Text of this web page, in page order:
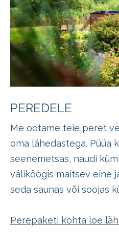
PEREDELE
Me ootame teie peret
oma lähedastega. Püüa
seenemetsas, naudi
väliköögis maitsev eine
seda saunas või soojas
Perepaketi kohta loe